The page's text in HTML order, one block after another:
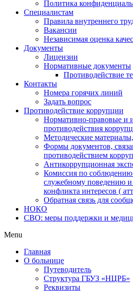
Политика
Cпециалистам
Правила внутреннего
Вакансии
Независимая оценка
Документы
Лицензии
Нормативные документы
Противодействие
Контакты
Номера горячих линий
Задать вопрос
Противодействие коррупции
Нормативно-правовые и
противодействия
Методические
Формы документов,
противодействием
Антикоррупционная
Комиссия по соблюдению
служебному поведению
конфликта интересов (
Обратная связь для
НОКО
СВО: меры поддержки и
Menu
Главная
О больнице
Путеводитель
Структура ГБУЗ «НЦРБ»
Реквизиты